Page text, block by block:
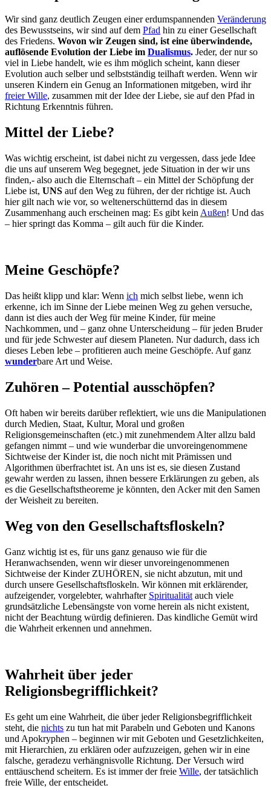
Wir sind ganz deutlich Zeugen einer erdumspannenden Veränderung
des Bewusstseins, wir sind auf dem Pfad hin zu einer Gesellschaft
des Friedens. Wovon wir Zeugen sind, ist eine überwindende,
auflösende Evolution der Liebe im Dualismus. Jeder, der nur so
viel in Liebe handelt, wie es ihm möglich scheint, kann dieser
Evolution auch selber und selbstständig teilhaft werden. Wenn wir
unseren Kindern ein Genug an Informationen mitgeben, wird ihr
freier Wille, zusammen mit der Idee der Liebe, sie auf den Pfad in
Richtung Erkenntnis führen.
Mittel der Liebe?
Was wichtig erscheint, ist dabei nicht zu vergessen, dass jede Idee
die uns auf unserem Weg begegnet, jede Situation in der wir uns
finden,- also auch die Elternschaft – ein Mittel der Schöpfung der
Liebe ist, UNS auf den Weg zu führen, der der richtige ist. Auch
hier gilt nach wie vor, so weltenerschütternd das in diesem
Zusammenhang auch erscheinen mag: Es gibt kein Außen! Und das
– hier springt das Komma – gilt auch für die Kinder.
Meine Geschöpfe?
Das heißt klipp und klar: Wenn ich mich selbst liebe, wenn ich
erkenne, ich im Sinne der Liebe meinen Weg zu gehen versuche,
dann ist dies auch der Weg für meine Kinder, für meine
Nachkommen, und – ganz ohne Unterscheidung – für jeden Bruder
und für jede Schwester auf diesem Planeten. Nur dadurch, dass ich
dieses Leben lebe – profitieren auch meine Geschöpfe. Auf ganz
wunderbare Art und Weise.
Zuhören – Potential ausschöpfen?
Oft haben wir bereits darüber reflektiert, wie uns die Manipulationen
durch Medien, Staat, Kultur, Moral und großen
Religionsgemeinschaften (etc.) mit zunehmendem Alter allzu bald
gefangen nimmt – und wie wunderbar die unvoreingenommene
Sichtweise der Kinder ist, die noch nicht mit Prämissen und
Algorithmen überfrachtet ist. An uns ist es, sie diesen Zustand
gewahr werden zu lassen, ihnen bessere Erklärungen zu geben, als
es die Gesellschaftstheoreme je könnten, den Acker mit den Samen
der Weisheit zu bereiten.
Weg von den Gesellschaftsfloskeln?
Ganz wichtig ist es, für uns ganz genauso wie für die
Heranwachsenden, wenn wir dieser unvoreingenommenen
Sichtweise der Kinder ZUHÖREN, sie nicht abzutun, mit und
durch unsere Gesellschaftsfloskeln. Wir können mit erklärender,
aufzeigender, vorgelebter, wahrhafter Spiritualität auch viele
grundsätzliche Lebensängste von vorne herein als nicht existent,
nicht der Beachtung würdig definieren. Das kindliche Gemüt wird
die Wahrheit erkennen und annehmen.
Wahrheit über jeder
Religionsbegrifflichkeit?
Es geht um eine Wahrheit, die über jeder Religionsbegrifflichkeit
steht, die nichts zu tun hat mit Parabeln und Geboten und Kanons
und Apokryphen – beginnen wir mit Geboten und Gesetzlichkeiten,
mit Hierarchien, zu erklären oder aufzuzeigen, gehen wir in eine
falsche, geradezu verhängnisvolle Richtung. Der Versuch wird
enttäuschend scheitern. Es ist immer der freie Wille, der tatsächlich
freie Wille, der entscheidet.